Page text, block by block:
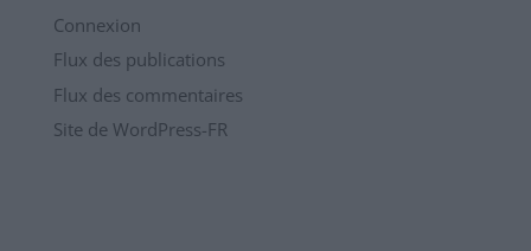
Connexion
Flux des publications
Flux des commentaires
Site de WordPress-FR